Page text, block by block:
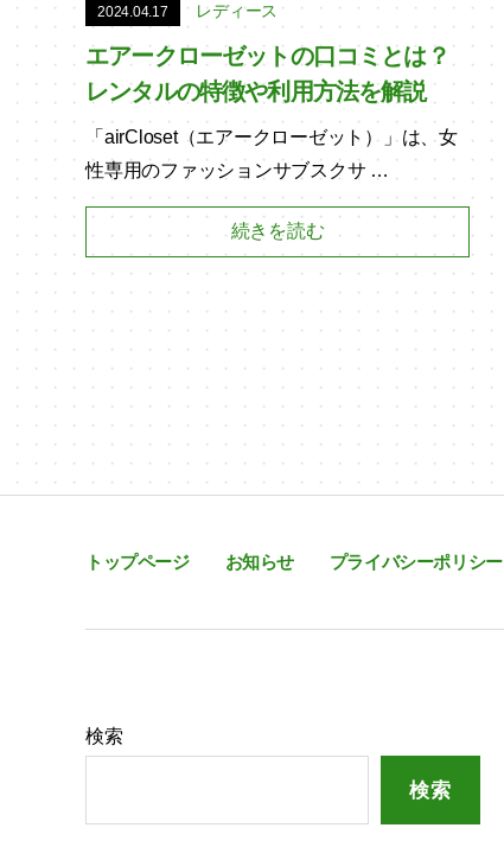
2024.04.17 レディース
エアークローゼットの口コミとは？
レンタルの特徴や利用方法を解説
「airCloset（エアークローゼット）」は、女
性専用のファッションサブスクサ …
続きを読む
トップページ お知らせ プライバシーポリシー
検索
検索